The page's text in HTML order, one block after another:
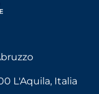
L'Aquila, Italia